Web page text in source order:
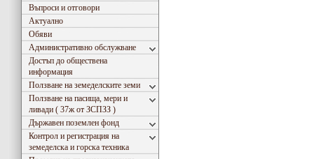
Въпроси и отговори
Актуално
Обяви
Административно обслужване
Достъп до обществена
информация
Ползване на земеделските земи
Ползване на пасища, мери и
ливади ( 37ж от ЗСПЗЗ )
Държавен поземлен фонд
Контрол и регистрация на
земеделска и горска техника